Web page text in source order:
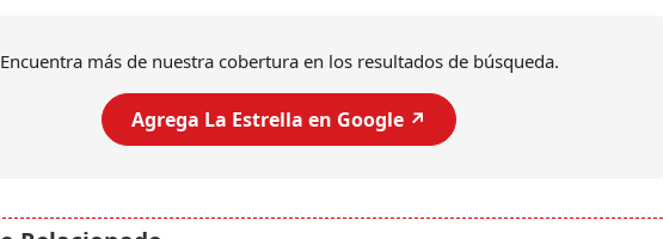
Encuentra más de nuestra cobertura en los resultados de búsqueda.
Agrega La Estrella en Google ↗️
7,1 se registró este martes 28 de